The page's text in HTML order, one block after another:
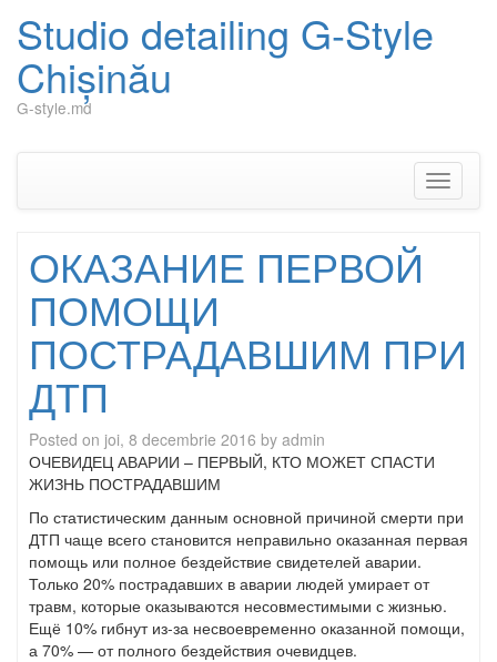
Studio detailing G-Style
Chișinău
G-style.md
Toggle
ОКАЗАНИЕ ПЕРВОЙ
ПОМОЩИ
ПОСТРАДАВШИМ ПРИ
ДТП
Posted on joi, 8 decembrie 2016 by admin
ОЧЕВИДЕЦ АВАРИИ – ПЕРВЫЙ, КТО МОЖЕТ СПАСТИ
ЖИЗНЬ ПОСТРАДАВШИМ
По статистическим данным основной причиной смерти при
ДТП чаще всего становится неправильно оказанная первая
помощь или полное бездействие свидетелей аварии.
Только 20% пострадавших в аварии людей умирает от
травм, которые оказываются несовместимыми с жизнью.
Ещё 10% гибнут из-за несвоевременно оказанной помощи,
а 70% — от полного бездействия очевидцев.